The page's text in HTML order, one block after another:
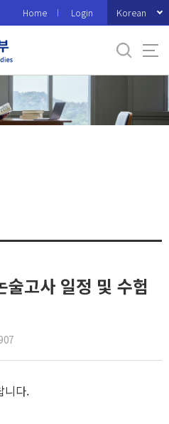
Home Login Korean
고사 일정 및 수험
니다.